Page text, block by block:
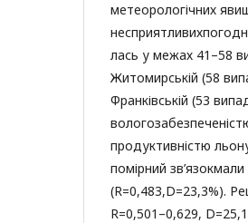
метеорологічних
лась у межах 41–58
Житомирській (58
Франківській (53
продуктивністю
помірний
(R=0,483,D=23,3%).
R=0,501–0,629,